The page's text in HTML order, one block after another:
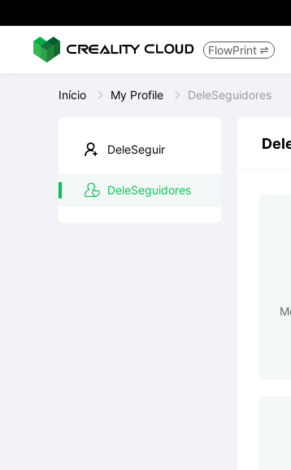
FlowPrint 
Início My Profile DeleSeguidores
DeleSeguir
DeleSeguidores